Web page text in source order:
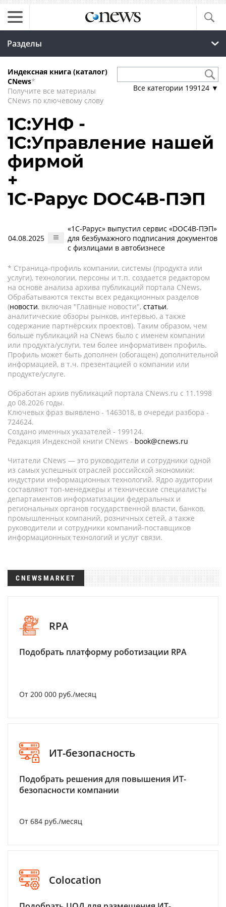
Разделы
Индексная книга (каталог)
CNews*
Получите все материалы
CNews по ключевому слову
Все категории 199124 ▼
1С:УНФ -
1С:Управление нашей
фирмой
+
1С-Рарус DOC4B-ПЭП
04.08.2025
«1С-Рарус» выпустил сервис «DOC4B-ПЭП»
для безбумажного подписания документов
с физлицами в автобизнесе
* Страница-профиль компании, системы (продукта или
услуги), технологии, персоны и т.п. создается редактором
на основе анализа архива публикаций портала CNews.
Обрабатываются тексты всех редакционных разделов
(новости, включая "Главные новости", статьи,
аналитические обзоры рынков, интервью, а также
содержание партнёрских проектов). Таким образом, чем
больше публикаций на CNews было с именем компании
или продукта/услуги, тем более информативен профиль.
Профиль может быть дополнен (обогащен) дополнительной
информацией, в т.ч. презентацией о компании или
продукте/услуге.
Обработан архив публикаций портала CNews.ru c 11.1998
до 08.2026 годы.
Ключевых фраз выявлено - 1463018, в очереди разбора -
724624.
Создано именных указателей - 199124.
Редакция Индексной книги CNews - book@cnews.ru
Читатели CNews — это руководители и сотрудники одной
из самых успешных отраслей российской экономики:
индустрии информационных технологий. Ядро аудитории
составляют топ-менеджеры и технические специалисты
департаментов информатизации федеральных и
региональных органов государственной власти, банков,
промышленных компаний, розничных сетей, а также
руководители и сотрудники компаний-поставщиков
информационных технологий и услуг связи.
CNEWSMARKET
RPA
Подобрать платформу роботизации RPA
От 200 000 руб./месяц
ИТ-безопасность
Подобрать решения для повышения ИТ-
безопасности компании
От 684 руб./месяц
Colocation